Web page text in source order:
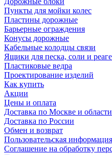
Пункты для мойки колес
Пластины дорожные
Барьерные ограждения
Конусы дорожные
Кабельные колодцы связи
Ящики для песка, соли и
Пластиковые ведра
Проектирование изделий
Как купить
Акции
Цены и оплата
Доставка по Москве и области
Доставка по России
Обмен и возврат
Пользовательская информация
Соглашение на обработку